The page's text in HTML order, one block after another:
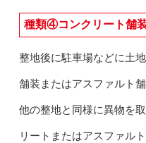
種類④コンクリート舗
整地後に駐車場などに土
舗装またはアスファルト
他の整地と同様に異物を
リートまたはアスファル